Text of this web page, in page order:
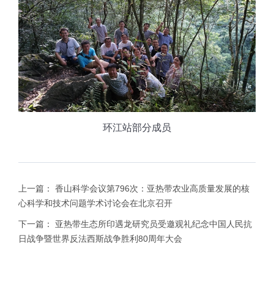
环江站部分成员
上一篇：
香山科学会议第796次：亚热带农业高质量发展的核
心科学和技术问题学术讨论会在北京召开
下一篇：
亚热带生态所印遇龙研究员受邀观礼纪念中国人民抗
日战争暨世界反法西斯战争胜利80周年大会